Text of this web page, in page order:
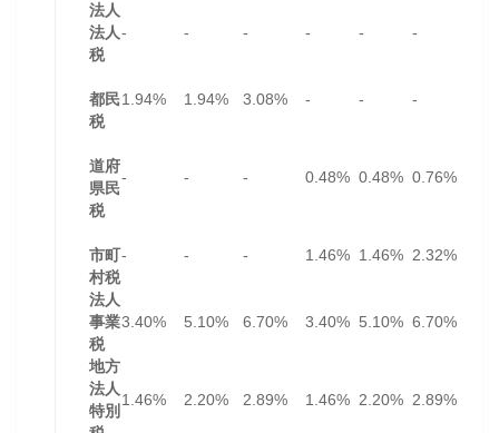
法人
法人
税
- - - - - -
都民
税
1.94% 1.94% 3.08% - - -
道府
県民
税
- - - 0.48% 0.48% 0.76%
市町
村税
- - - 1.46% 1.46% 2.32%
法人
事業
税
3.40% 5.10% 6.70% 3.40% 5.10% 6.70%
地方
法人
特別
1.46% 2.20% 2.89% 1.46% 2.20% 2.89%